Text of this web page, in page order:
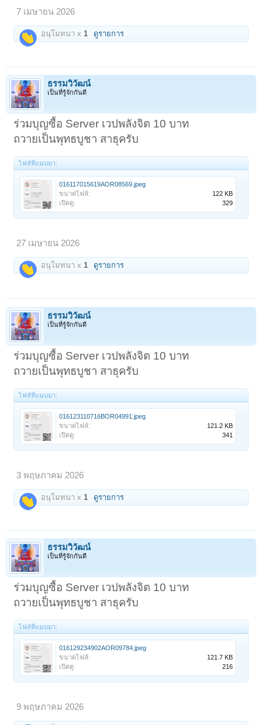
7 เมษายน 2026
อนุโมทนา x 1 ดูรายการ
ธรรมวิวัฒน์
เป็นที่รู้จักกันดี
ร่วมบุญซื้อ Server เวปพลังจิต 10 บาท
ถวายเป็นพุทธบูชา สาธุครับ
ไฟล์ที่แนบมา:
016117015619AOR08569.jpeg
ขนาดไฟล์:
122 KB
เปิดดู:
329
27 เมษายน 2026
อนุโมทนา x1 ดูรายการ
ธรรมวิวัฒน์
เป็นที่รู้จักกันดี
ร่วมบุญซื้อ Server เวปพลังจิต 10 บาท
ถวายเป็นพุทธบูชา สาธุครับ
ไฟล์ที่แนบมา:
016123110716BOR04991.jpeg
ขนาดไฟล์:
121.2 KB
เปิดดู:
341
3 พฤษภาคม 2026
อนุโมทนา x 1 ดูรายการ
ธรรมวิวัฒน์
เป็นที่รู้จักกันดี
ร่วมบุญซื้อ Server เวปพลังจิต 10 บาท
ถวายเป็นพุทธบูชา สาธุครับ
ไฟล์ที่แนบมา:
016129234902AOR09784.jpeg
ขนาดไฟล์:
121.7 KB
เปิดดู:
216
9 พฤษภาคม 2026